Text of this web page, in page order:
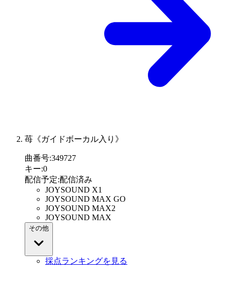
苺《ガイドボーカル入り》
曲番号:349727
キー:0
配信予定:配信済み
JOYSOUND X1
JOYSOUND MAX GO
JOYSOUND MAX2
JOYSOUND MAX
その他
採点ランキングを見る